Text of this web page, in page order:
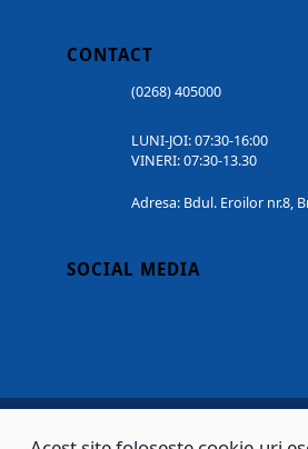
CONTACT
(0268) 405000
LUNI-JOI: 07:30-16:00
VINERI: 07:30-13.30
Adresa: Bdul. Eroilor nr.8,
SOCIAL MEDIA